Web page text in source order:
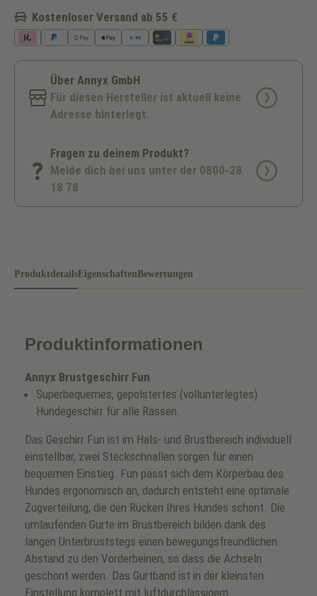
Kostenloser Versand ab 55 €
Über Annyx GmbH
Für diesen Hersteller ist aktuell keine
Adresse hinterlegt.
Fragen zu deinem Produkt?
Melde dich bei uns unter der 0800-28
18 78
ProduktdetailsEigenschaftenBewertungen
Produktinformationen
Annyx Brustgeschirr Fun
Superbequemes, gepolstertes (vollunterlegtes)
Hundegeschirr für alle Rassen.
Das Geschirr Fun ist im Hals- und Brustbereich individuell
einstellbar, zwei Steckschnallen sorgen für einen
bequemen Einstieg. Fun passt sich dem Körperbau des
Hundes ergonomisch an, dadurch entsteht eine optimale
Zugverteilung, die den Rücken Ihres Hundes schont. Die
umlaufenden Gurte im Brustbereich bilden dank des
langen Unterbruststegs einen bewegungsfreundlichen
Abstand zu den Vorderbeinen, so dass die Achseln
geschont werden. Das Gurtband ist in der kleinsten
Einstellung komplett mit luftdurchlässigem